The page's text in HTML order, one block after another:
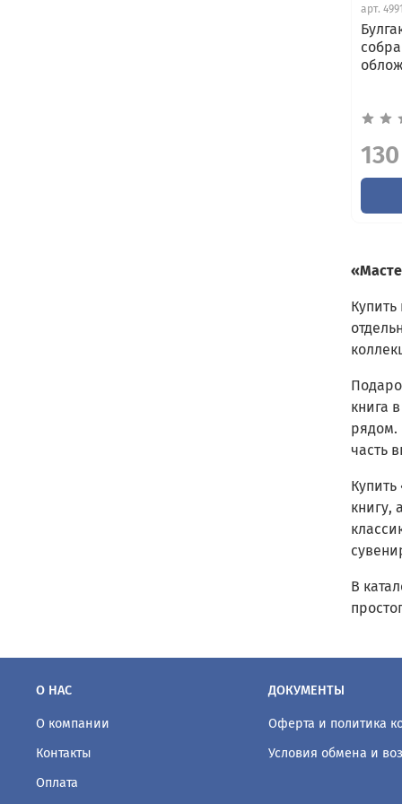
арт.
книга
рядом.
часть
книгу,
В
О НАС
О компании
Контакты
Оплата
ДОКУМЕНТЫ
Оферта и политика
Условия обмена и